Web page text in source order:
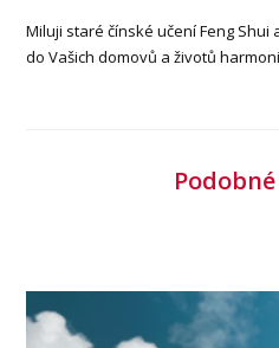
Miluji staré čínské učení Feng Shui
do Vašich domovů a životů